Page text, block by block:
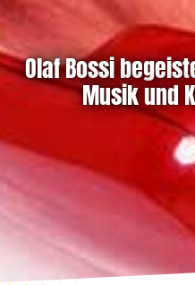
Olaf Bossi
Musik und